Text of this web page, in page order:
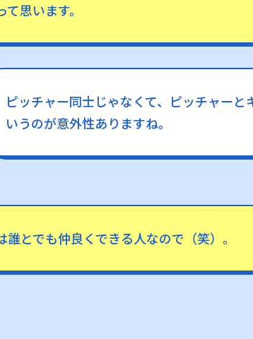
思います。
ピッチャー同士じゃなくて、ピッチャーと
いうのが意外性ありますね。
とでも仲良くできる人なので（笑）。